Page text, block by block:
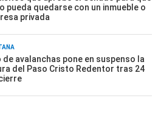
pueda quedarse con un inmueble o
privada
de avalanchas pone en suspenso la
del Paso Cristo Redentor tras 24